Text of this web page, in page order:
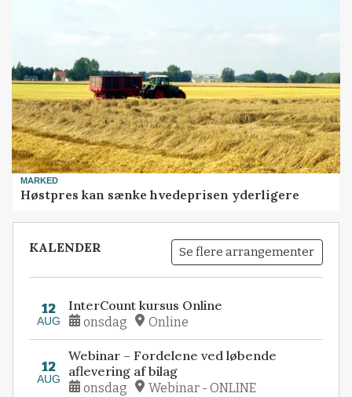
MARKED
Høstpres kan sænke hvedeprisen yderligere
KALENDER Se flere arrangementer
12
AUG
InterCount kursus Online
onsdag Online
12
AUG
Webinar – Fordelene ved løbende
aflevering af bilag
onsdag Webinar - ONLINE